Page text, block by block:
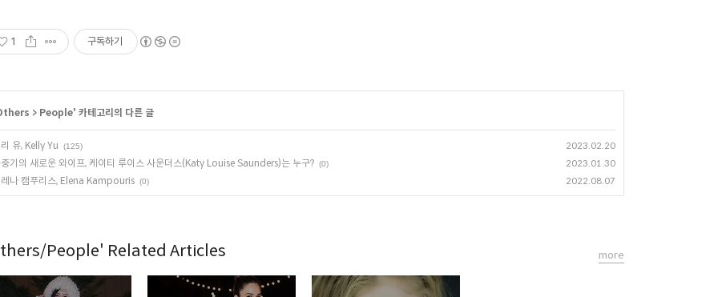
1 구독하기
> People' 카테고리의 다른 글
유, Kelly Yu (125) 2023.02.20
기의 새로운 와이프, 케이티 루이스 사운더스(Katy Louise Saunders)는 누구? (0) 2023.01.30
나 캠푸리스, Elena Kampouris (0) 2022.08.07
People' Related Articles more